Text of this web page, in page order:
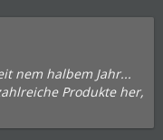
nem halbem Jahr...
Produkte her,